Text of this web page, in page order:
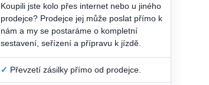
Koupili jste kolo přes internet nebo u jiného
prodejce? Prodejce jej může poslat přímo k
nám a my se postaráme o kompletní
sestavení, seřízení a přípravu k jízdě.
✓ Převzetí zásilky přímo od prodejce.